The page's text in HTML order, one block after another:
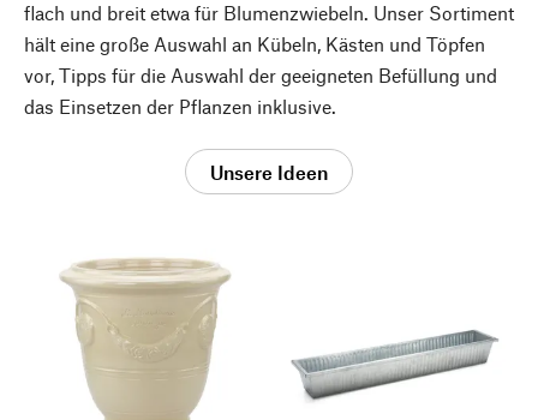
flach und breit etwa für Blumenzwiebeln. Unser Sortiment
hält eine große Auswahl an Kübeln, Kästen und Töpfen
vor, Tipps für die Auswahl der geeigneten Befüllung und
das Einsetzen der Pflanzen inklusive.
Unsere Ideen